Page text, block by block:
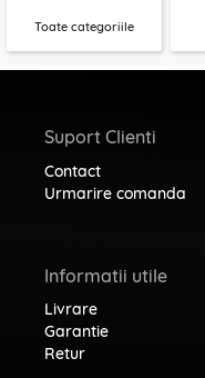
Toate categoriile
Suport Clienti
Contact
Urmarire comanda
Informatii utile
Livrare
Garantie
Retur